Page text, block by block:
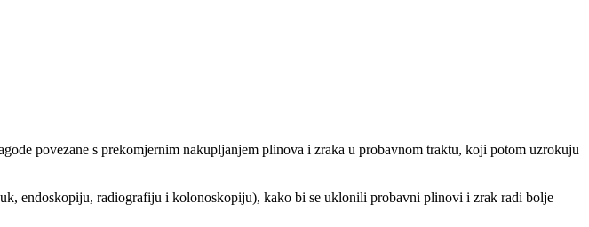
povezane s prekomjernim nakupljanjem plinova i zraka u probavnom traktu, koji potom uzrokuju
endoskopiju, radiografiju i kolonoskopiju), kako bi se uklonili probavni plinovi i zrak radi bolje